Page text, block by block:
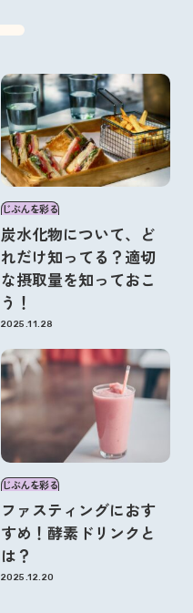
じぶんを彩る
炭水化物について、ど
れだけ知ってる？適切
な摂取量を知っておこ
う！
2025.11.28
じぶんを彩る
ファスティングにおす
すめ！酵素ドリンクと
は？
2025.12.20